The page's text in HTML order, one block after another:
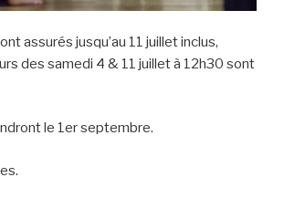
assurés jusqu’au 11 juillet inclus,
des samedi 4 & 11 juillet à 12h30 sont
le 1er septembre.